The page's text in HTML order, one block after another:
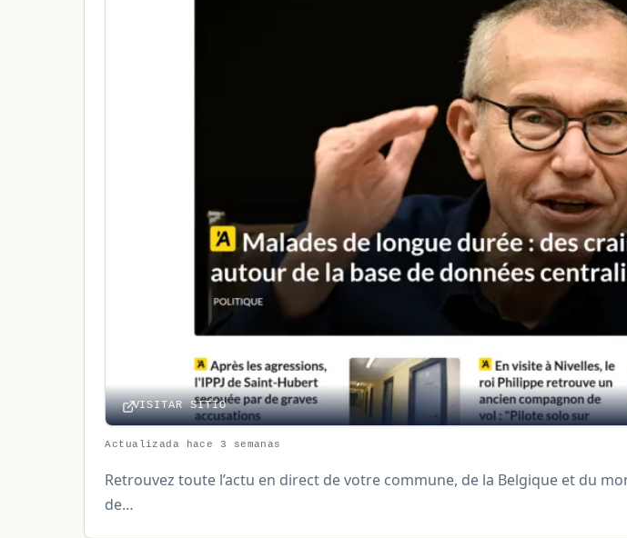
VISITAR SITIO
Actualizada hace 3 semanas
Retrouvez toute l’actu en direct de votre commune, de la Belgique et du
de…